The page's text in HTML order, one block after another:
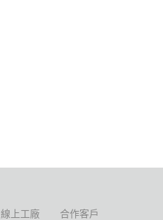
線上工廠 合作客戶